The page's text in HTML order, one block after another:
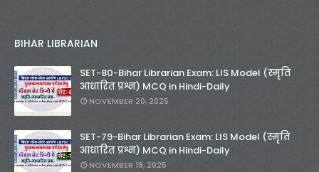
BIHAR LIBRARIAN
SET-80-Bihar Librarian Exam: LIS Model (स्मृति
आधारित प्रश्न) MCQ in Hindi-Daily
NOVEMBER 20, 2025
SET-79-Bihar Librarian Exam: LIS Model (स्मृति
आधारित प्रश्न) MCQ in Hindi-Daily
NOVEMBER 18, 2025